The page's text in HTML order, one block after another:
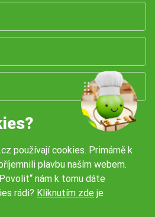
používají cookies. Primárně k
plavbu naším webem.
nám k tomu dáte
rádi? Kliknutím zde je